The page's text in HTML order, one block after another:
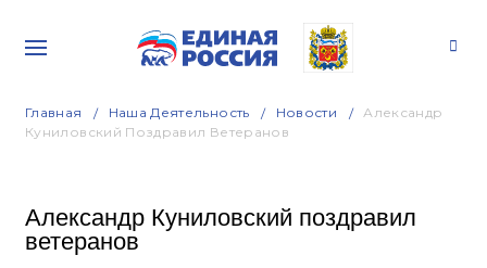
Главная Наша Деятельность Новости
Александр
Куниловский Поздравил Ветеранов
Александр Куниловский поздравил
ветеранов